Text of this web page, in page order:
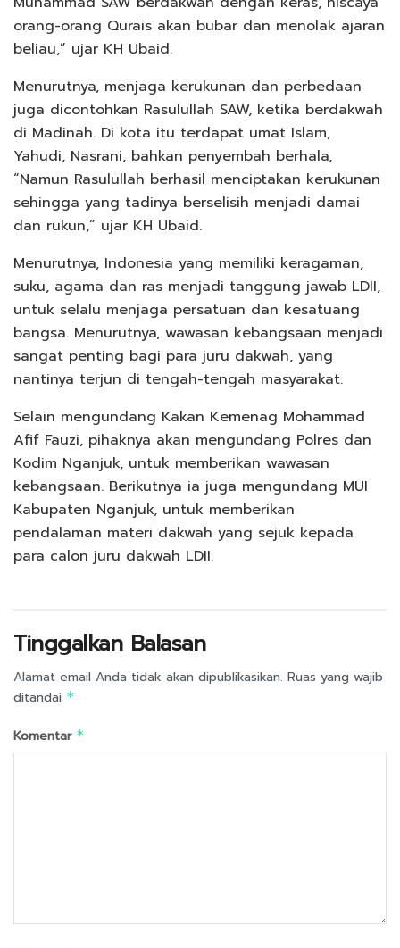
orang-orang Qurais akan bubar dan menolak ajaran
beliau,” ujar KH Ubaid.
Menurutnya, menjaga kerukunan dan perbedaan
juga dicontohkan Rasulullah SAW, ketika berdakwah
di Madinah. Di kota itu terdapat umat Islam,
Yahudi, Nasrani, bahkan penyembah berhala,
“Namun Rasulullah berhasil menciptakan kerukunan
sehingga yang tadinya berselisih menjadi damai
dan rukun,” ujar KH Ubaid.
Menurutnya, Indonesia yang memiliki keragaman,
suku, agama dan ras menjadi tanggung jawab LDII,
untuk selalu menjaga persatuan dan kesatuang
bangsa. Menurutnya, wawasan kebangsaan menjadi
sangat penting bagi para juru dakwah, yang
nantinya terjun di tengah-tengah masyarakat.
Selain mengundang Kakan Kemenag Mohammad
Afif Fauzi, pihaknya akan mengundang Polres dan
Kodim Nganjuk, untuk memberikan wawasan
kebangsaan. Berikutnya ia juga mengundang MUI
Kabupaten Nganjuk, untuk memberikan
pendalaman materi dakwah yang sejuk kepada
para calon juru dakwah LDII.
Tinggalkan Balasan
Alamat email Anda tidak akan dipublikasikan. Ruas yang wajib
ditandai *
Komentar *